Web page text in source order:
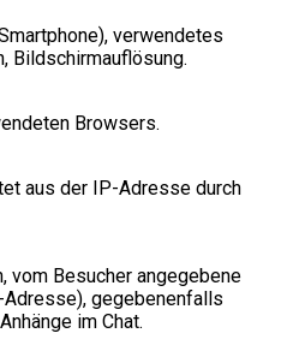
verwendetes
Bildschirmauflösung.
Browsers.
aus der IP-Adresse durch
vom Besucher angegebene
gegebenenfalls
im Chat.